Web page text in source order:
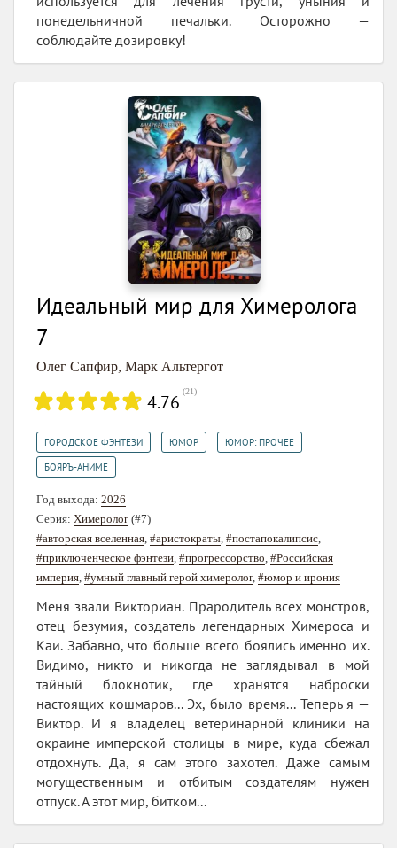
понедельничной печальки. Осторожно —
соблюдайте дозировку!
Идеальный мир для Химеролога
7
Олег Сапфир, Марк Альтергот
4.76 (21)
ГОРОДСКОЕ ФЭНТЕЗИ ЮМОР ЮМОР: ПРОЧЕЕ
БОЯРЪ-АНИМЕ
Год выхода: 2026
Серия: Химеролог (#7)
#авторская вселенная #аристократы #постапокалипсис
#приключенческое фэнтези #прогрессорство #Российская
империя #умный главный герой химеролог, #юмор и ирония
Меня звали Викториан. Прародитель всех монстров,
отец безумия, создатель легендарных Химероса и
Каи. Забавно, что больше всего боялись именно их.
Видимо, никто и никогда не заглядывал в мой
тайный блокнотик, где хранятся наброски
настоящих кошмаров... Эх, было время... Теперь я —
Виктор. И я владелец ветеринарной клиники на
окраине имперской столицы в мире, куда сбежал
отдохнуть. Да, я сам этого захотел. Даже самым
могущественным и отбитым создателям нужен
отпуск. А этот мир, битком...